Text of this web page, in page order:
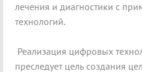
лечения и диагностики с
технологий.
Реализация цифровых
преследует цель создания